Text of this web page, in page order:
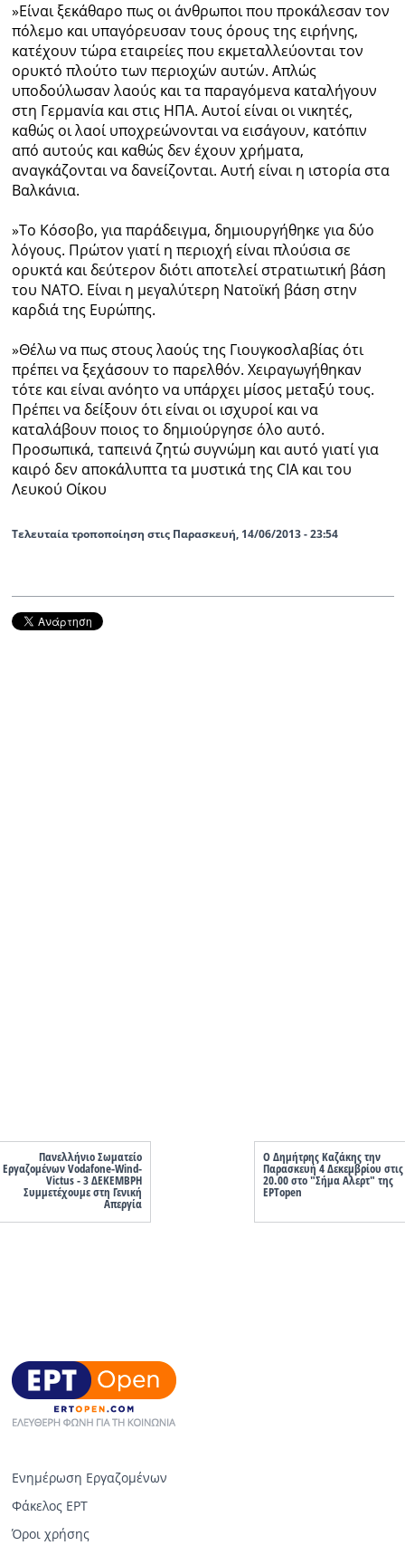
»Είναι ξεκάθαρο πως οι άνθρωποι που προκάλεσαν τον
πόλεμο και υπαγόρευσαν τους όρους της ειρήνης,
κατέχουν τώρα εταιρείες που εκμεταλλεύονται τον
ορυκτό πλούτο των περιοχών αυτών. Απλώς
υποδούλωσαν λαούς και τα παραγόμενα καταλήγουν
στη Γερμανία και στις ΗΠΑ. Αυτοί είναι οι νικητές,
καθώς οι λαοί υποχρεώνονται να εισάγουν, κατόπιν
από αυτούς και καθώς δεν έχουν χρήματα,
αναγκάζονται να δανείζονται. Αυτή είναι η ιστορία στα
Βαλκάνια.
»Το Κόσοβο, για παράδειγμα, δημιουργήθηκε για δύο
λόγους. Πρώτον γιατί η περιοχή είναι πλούσια σε
ορυκτά και δεύτερον διότι αποτελεί στρατιωτική βάση
του ΝΑΤΟ. Είναι η μεγαλύτερη Νατοϊκή βάση στην
καρδιά της Ευρώπης.
»Θέλω να πως στους λαούς της Γιουγκοσλαβίας ότι
πρέπει να ξεχάσουν το παρελθόν. Χειραγωγήθηκαν
τότε και είναι ανόητο να υπάρχει μίσος μεταξύ τους.
Πρέπει να δείξουν ότι είναι οι ισχυροί και να
καταλάβουν ποιος το δημιούργησε όλο αυτό.
Προσωπικά, ταπεινά ζητώ συγνώμη και αυτό γιατί για
καιρό δεν αποκάλυπτα τα μυστικά της CIA και του
Λευκού Οίκου
Τελευταία τροποποίηση στις Παρασκευή, 14/06/2013 - 23:54
Πανελλήνιο Σωματείο
Εργαζομένων Vodafone-Wind-
Victus - 3 ΔΕΚΕΜΒΡΗ
Συμμετέχουμε στη Γενική
Απεργία‏
Ο Δημήτρης Καζάκης την
Παρασκευή 4 Δεκεμβρίου στις
20.00 στο "Σήμα Αλερτ" της
ΕΡΤopen
Ενημέρωση Εργαζομένων
Φάκελος ΕΡΤ
Όροι χρήσης